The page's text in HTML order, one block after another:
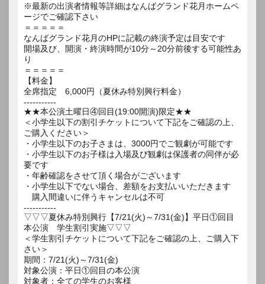
※最新の出演者情報等詳細はなんばグランド花月ホームペ
ージでご確認下さい
＝＝＝＝＝
なんばグランド花月のHPに記載の終演予定は目安です
開場及び、開演・終演時間が10分～20分前後する可能性あ
り
＝＝＝＝＝
【料金】
全席指定 6,000円（夏休み特別興行料金）
-----------
★★本公演土曜日④回目(19:00開演)限定★★
＜小学生以下の割引チケットについて下記をご確認の上、
ご購入ください＞
・小学生以下のお子さまは、3000円でご観劇が可能です
・小学生以下のお子様は入場及び観劇は保護者の同伴が必
要です
・年齢確認をさせて頂く場合がございます
・小学生以下でない場合、差額をお支払いいただきます
購入間違いに伴うキャンセルは不可
-----------
▽▽▽夏休み特別興行【7/21(火)～7/31(金)】平日①回目
本公演 学生割引実施▽▽▽
＜学生割引チケットについて下記をご確認の上、ご購入下
さい＞
期間：7/21(火)～7/31(金)
対象公演：平日①回目の本公演
対象者：全ての学生のお客様